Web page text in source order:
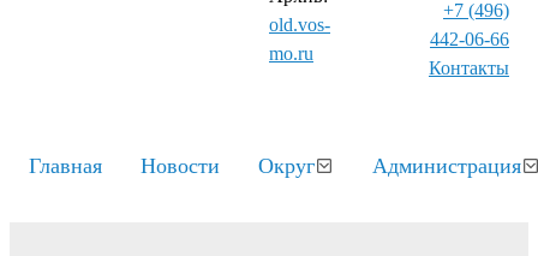
old.vos-
mo.ru
+7 (496)
442-06-66
Контакты⁠
Главная Новости Округ Администрация